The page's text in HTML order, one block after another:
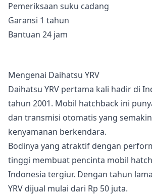
Pemeriksaan suku cadang
Garansi 1 tahun
Bantuan 24 jam
Mengenai Daihatsu YRV
Daihatsu YRV pertama kali hadir di
tahun 2001. Mobil hatchback ini
dan transmisi otomatis yang
kenyamanan berkendara.
Bodinya yang atraktif dengan
tinggi membuat pencinta mobil
Indonesia tergiur. Dengan tahun
YRV dijual mulai dari Rp 50 juta.